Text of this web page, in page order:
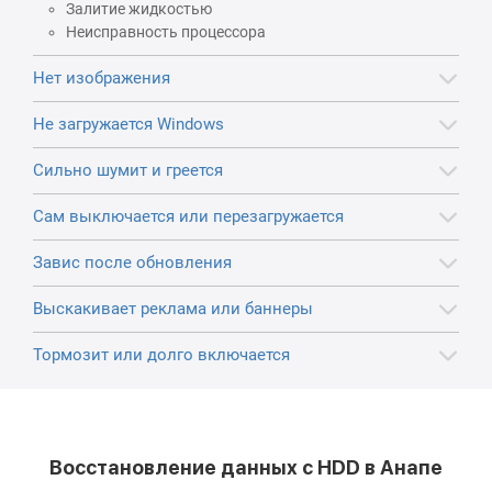
Залитие жидкостью
Неисправность процессора
Нет изображения
Не загружается Windows
Сильно шумит и греется
Сам выключается или перезагружается
Завис после обновления
Выскакивает реклама или баннеры
Тормозит или долго включается
Восстановление данных с HDD в Анапе